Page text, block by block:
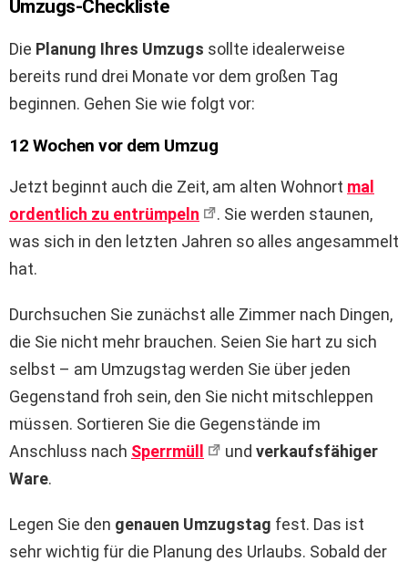
Umzugs-Checkliste
Die Planung Ihres Umzugs sollte idealerweise
bereits rund drei Monate vor dem großen Tag
beginnen. Gehen Sie wie folgt vor:
12 Wochen vor dem Umzug
Jetzt beginnt auch die Zeit, am alten Wohnort mal
ordentlich zu entrümpeln
. Sie werden staunen,
was sich in den letzten Jahren so alles angesammelt
hat.
Durchsuchen Sie zunächst alle Zimmer nach Dingen,
die Sie nicht mehr brauchen. Seien Sie hart zu sich
selbst – am Umzugstag werden Sie über jeden
Gegenstand froh sein, den Sie nicht mitschleppen
müssen. Sortieren Sie die Gegenstände im
Anschluss nach Sperrmüll und verkaufsfähiger
Ware.
Legen Sie den genauen Umzugstag fest. Das ist
sehr wichtig für die Planung des Urlaubs. Sobald der